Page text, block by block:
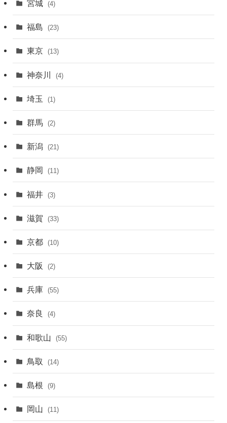
宮城 (4)
福島 (23)
東京 (13)
神奈川 (4)
埼玉 (1)
群馬 (2)
新潟 (21)
静岡 (11)
福井 (3)
滋賀 (33)
京都 (10)
大阪 (2)
兵庫 (55)
奈良 (4)
和歌山 (55)
鳥取 (14)
島根 (9)
岡山 (11)